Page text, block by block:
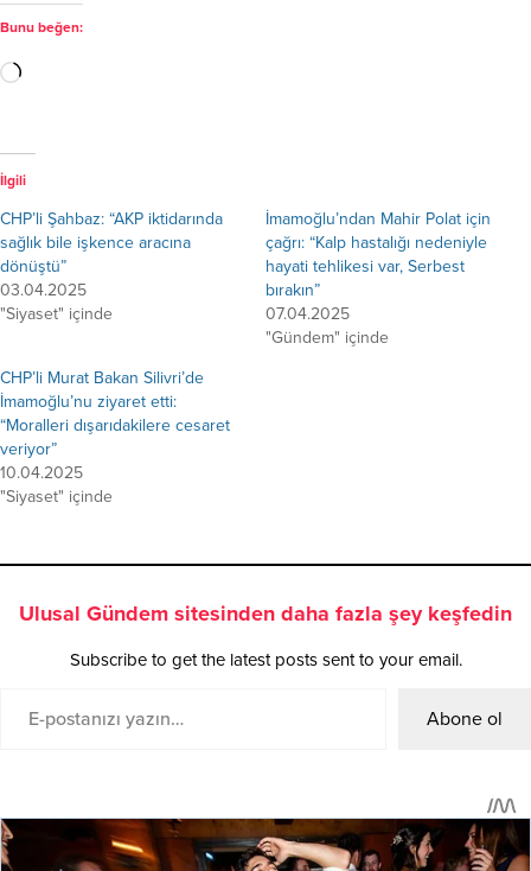
Bunu beğen:
İlgili
CHP’li Şahbaz: “AKP iktidarında
sağlık bile işkence aracına
dönüştü”
03.04.2025
"Siyaset" içinde
İmamoğlu’ndan Mahir Polat için
çağrı: “Kalp hastalığı nedeniyle
hayati tehlikesi var, Serbest
bırakın”
07.04.2025
"Gündem" içinde
CHP’li Murat Bakan Silivri’de
İmamoğlu’nu ziyaret etti:
“Moralleri dışarıdakilere cesaret
veriyor”
10.04.2025
"Siyaset" içinde
Ulusal Gündem sitesinden daha fazla şey keşfedin
Subscribe to get the latest posts sent to your email.
Abone ol